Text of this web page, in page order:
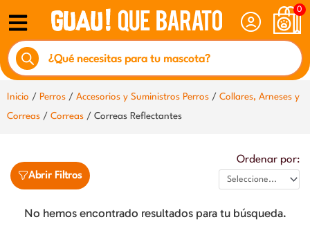
contenido
0
Búsqueda
de
productos
Inicio / Perros / Accesorios y Suministros Perros / Collares, Arneses y
Correas / Correas / Correas Reflectantes
Abrir Filtros
Ordenar por:
No hemos encontrado resultados para tu búsqueda.